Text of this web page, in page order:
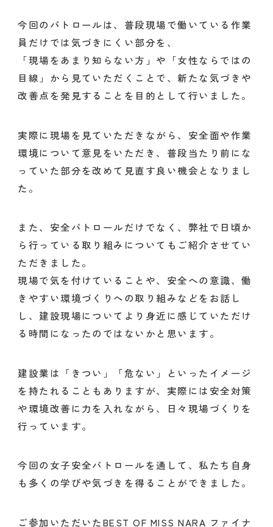
今回のパトロールは、普段現場で働いている作業
員だけでは気づきにくい部分を、
「現場をあまり知らない方」や「女性ならではの
目線」から見ていただくことで、新たな気づきや
改善点を発見することを目的として行いました。
実際に現場を見ていただきながら、安全面や作業
環境について意見をいただき、普段当たり前にな
っていた部分を改めて見直す良い機会となりまし
た。
また、安全パトロールだけでなく、弊社で日頃か
ら行っている取り組みについてもご紹介させてい
ただきました。
現場で気を付けていることや、安全への意識、働
きやすい環境づくりへの取り組みなどをお話し
し、建設現場についてより身近に感じていただけ
る時間になったのではないかと思います。
建設業は「きつい」「危ない」といったイメージ
を持たれることもありますが、実際には安全対策
や環境改善に力を入れながら、日々現場づくりを
行っています。
今回の女子安全パトロールを通して、私たち自身
も多くの学びや気づきを得ることができました。
ご参加いただいたBEST OF MISS NARA ファイナ